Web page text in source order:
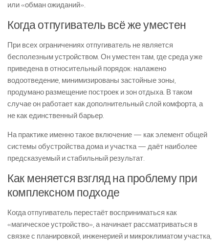
или «обман ожиданий».
Когда отпугиватель всё же уместен
При всех ограничениях отпугиватель не является
бесполезным устройством. Он уместен там, где среда уже
приведена в относительный порядок: налажено
водоотведение, минимизированы застойные зоны,
продумано размещение построек и зон отдыха. В таком
случае он работает как дополнительный слой комфорта, а
не как единственный барьер.
На практике именно такое включение — как элемент общей
системы обустройства дома и участка — даёт наиболее
предсказуемый и стабильный результат.
Как меняется взгляд на проблему при
комплексном подходе
Когда отпугиватель перестаёт восприниматься как
«магическое устройство», а начинает рассматриваться в
связке с планировкой, инженерией и микроклиматом участка,